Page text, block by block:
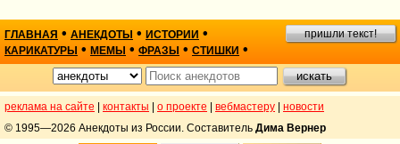
ГЛАВНАЯ • АНЕКДОТЫ • ИСТОРИИ •
КАРИКАТУРЫ • МЕМЫ • ФРАЗЫ • СТИШКИ •
пришли текст!
реклама на сайте контакты о проекте вебмастеру
новости
© 1995—2026 Анекдоты из России. Составитель Дима Вернер